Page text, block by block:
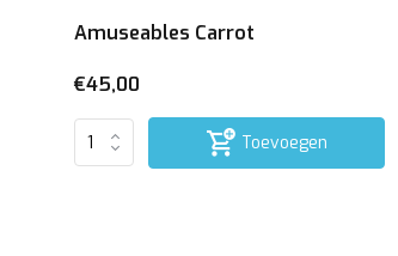
Amuseables Carrot
€45,00
Toevoegen